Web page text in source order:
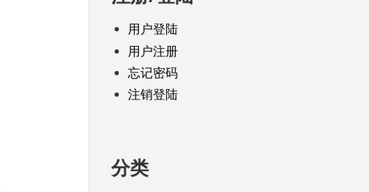
用户登陆
用户注册
忘记密码
注销登陆
分类